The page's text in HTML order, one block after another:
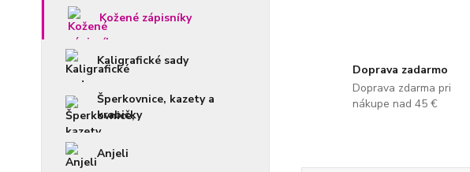
Kožené zápisníky
Kaligrafické sady
Šperkovnice, kazety a
krabičky
Anjeli
Doprava zadarmo
Doprava zdarma pri
nákupe nad 45 €